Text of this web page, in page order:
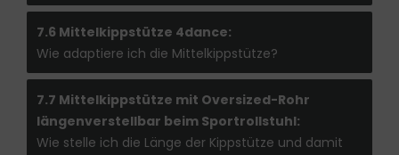
7.6 Mittelkippstütze 4dance:
Wie adaptiere ich die Mittelkippstütze?
7.7 Mittelkippstütze mit Oversized-Rohr
längenverstellbar beim Sportrollstuhl:
Wie stelle ich die Länge der Kippstütze und damit